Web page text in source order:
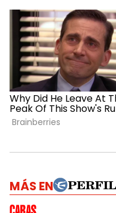
MÁS EN